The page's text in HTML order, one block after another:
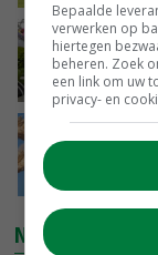
NIEUWSTE
Bepaalde
verwerken op
hiertegen
beheren. Zoek
een link om uw
privacy- en